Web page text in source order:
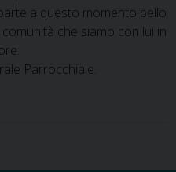
a questo momento bello
che siamo con lui in
Parrocchiale.